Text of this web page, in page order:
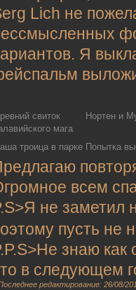
Lich не
Я
свиток
мага
Нортен и
троица в парке Попытка
всем
не заметил
пусть не
знаю
в следующем
редактирование: 26/08/